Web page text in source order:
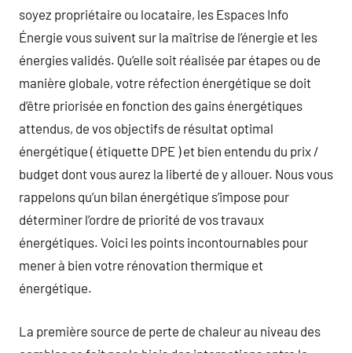
soyez propriétaire ou locataire, les Espaces Info
Énergie vous suivent sur la maîtrise de l’énergie et les
énergies validés. Qu’elle soit réalisée par étapes ou de
manière globale, votre réfection énergétique se doit
d’être priorisée en fonction des gains énergétiques
attendus, de vos objectifs de résultat optimal
énergétique ( étiquette DPE ) et bien entendu du prix /
budget dont vous aurez la liberté de y allouer. Nous vous
rappelons qu’un bilan énergétique s’impose pour
déterminer l’ordre de priorité de vos travaux
énergétiques. Voici les points incontournables pour
mener à bien votre rénovation thermique et
énergétique.
La première source de perte de chaleur au niveau des